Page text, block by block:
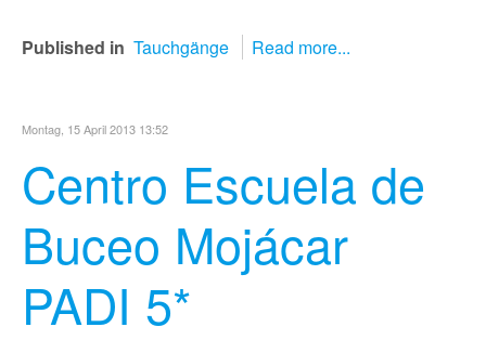
Published in Tauchgänge Read more...
Montag, 15 April 2013 13:52
Centro Escuela de
Buceo Mojácar
PADI 5*